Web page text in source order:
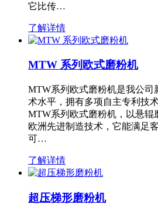
它比传…
了解详情
MTW 系列欧式磨粉机
MTW系列欧式磨粉机是我公司
术水平，拥有多项自主专利技
MTW系列欧式磨粉机，以悬辊
欧洲先进制造技术，它能满足
可…
了解详情
超压梯形磨粉机